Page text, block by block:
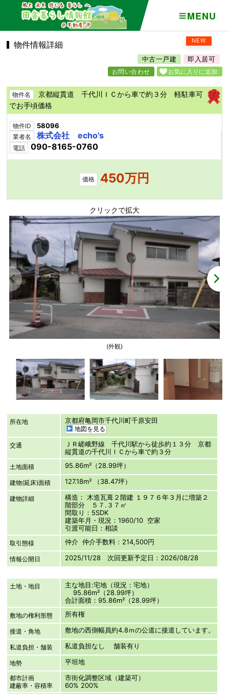
MENU
NEW
物件情報詳細
中古一戸建 即入居可
お気に入りに追加
お問い合わせ
物件名
京都縦貫道 千代川ＩＣから車で約３分 軽駐車可
でお手頃価格
物件ID 58096
業者名 株式会社 echo's
電話 090-8165-0760
価格 450万円
クリックで拡大
(外観)
所在地 京都府亀岡市千代川町千原安田
地図を見る
交通
ＪＲ嵯峨野線 千代川駅から徒歩約１３分 京都
縦貫道の千代川ＩＣから車で約３分
土地面積 95.86m²（28.99坪）
建物(延床)面積 127.18m² （38.47坪）
建物詳細
構造： 木造瓦葺２階建 １９７６年３月に増築２
階部分 ５７.３７㎡
間取り：5SDK
建築年月・現況：1960/10 空家
引渡可能日：相談
取引態様 仲介 仲介手数料：214,500円
情報公開日 2025/11/28 次回更新予定日：2026/08/28
土地・地目
主な地目:宅地（現況：宅地）
95.86m²（28.99坪）
合計面積：95.86m²（28.99坪）
敷地の権利形態 所有権
接道・角地 敷地の西側幅員約4.8ｍの公道に接道しています。
私道負担・舗装 私道負担なし 舗装有り
地勢 平坦地
都市計画
建蔽率・容積率
市街化調整区域（建築可）
60% 200%